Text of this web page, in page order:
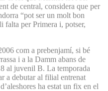
de central, considera que per
“pot ser un molt bon
falta per Primera i, potser,
com a prebenjamí, si bé
i a la Damm abans de
al juvenil B. La temporada
a debutar al filial entrenat
ha estat un fix en el